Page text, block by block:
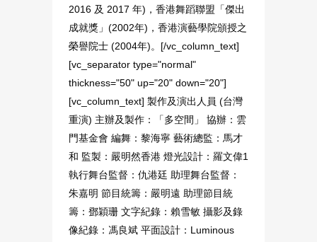
2016 及 2017 年)，香港舞蹈聯盟「傑出
成就獎」(2002年)，香港演藝學院頒授之
榮譽院士 (2004年)。[/vc_column_text]
[vc_separator type="normal"
thickness="50" up="20" down="20"]
[vc_column_text] 製作及演出人員 (台灣
重演) 主辦及製作：「多空間」 協辦：雲
門基金會 編舞：黎海寧 藝術總監：馬才
和 監製：嚴明然香港 燈光設計：羅文偉1
執行舞台監督：仇港廷 助理舞台監督：
朱嘉明 節目統籌：嚴明遠 助理節目統
籌：鄧穎珊 文字紀錄：賴雪敏 攝影及錄
像紀錄：馮良斌 平面設計：Luminous